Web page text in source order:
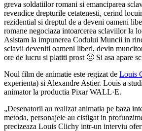
greva soldatiilor romani si emanciparea
revendice drepturile cetatenesti, cerind
rezidential si dreptul de a deveni oameni
romane negociaza intoarcerea sclaviilor la
Asistam la impunerea Codului Muncii in
sclavii deveniti oameni liberi, devin
ore de lucru si platiti prost 🙂 Si asa apare
Noul film de animatie este regizat de Louis
experienta) si Alexandre Astier. Louis a
animator la productia Pixar WALL·E.
„Desenatorii au realizat animatia pe baza
metoda, personajele au cistigat in
precizeaza Louis Clichy intr-un interviu